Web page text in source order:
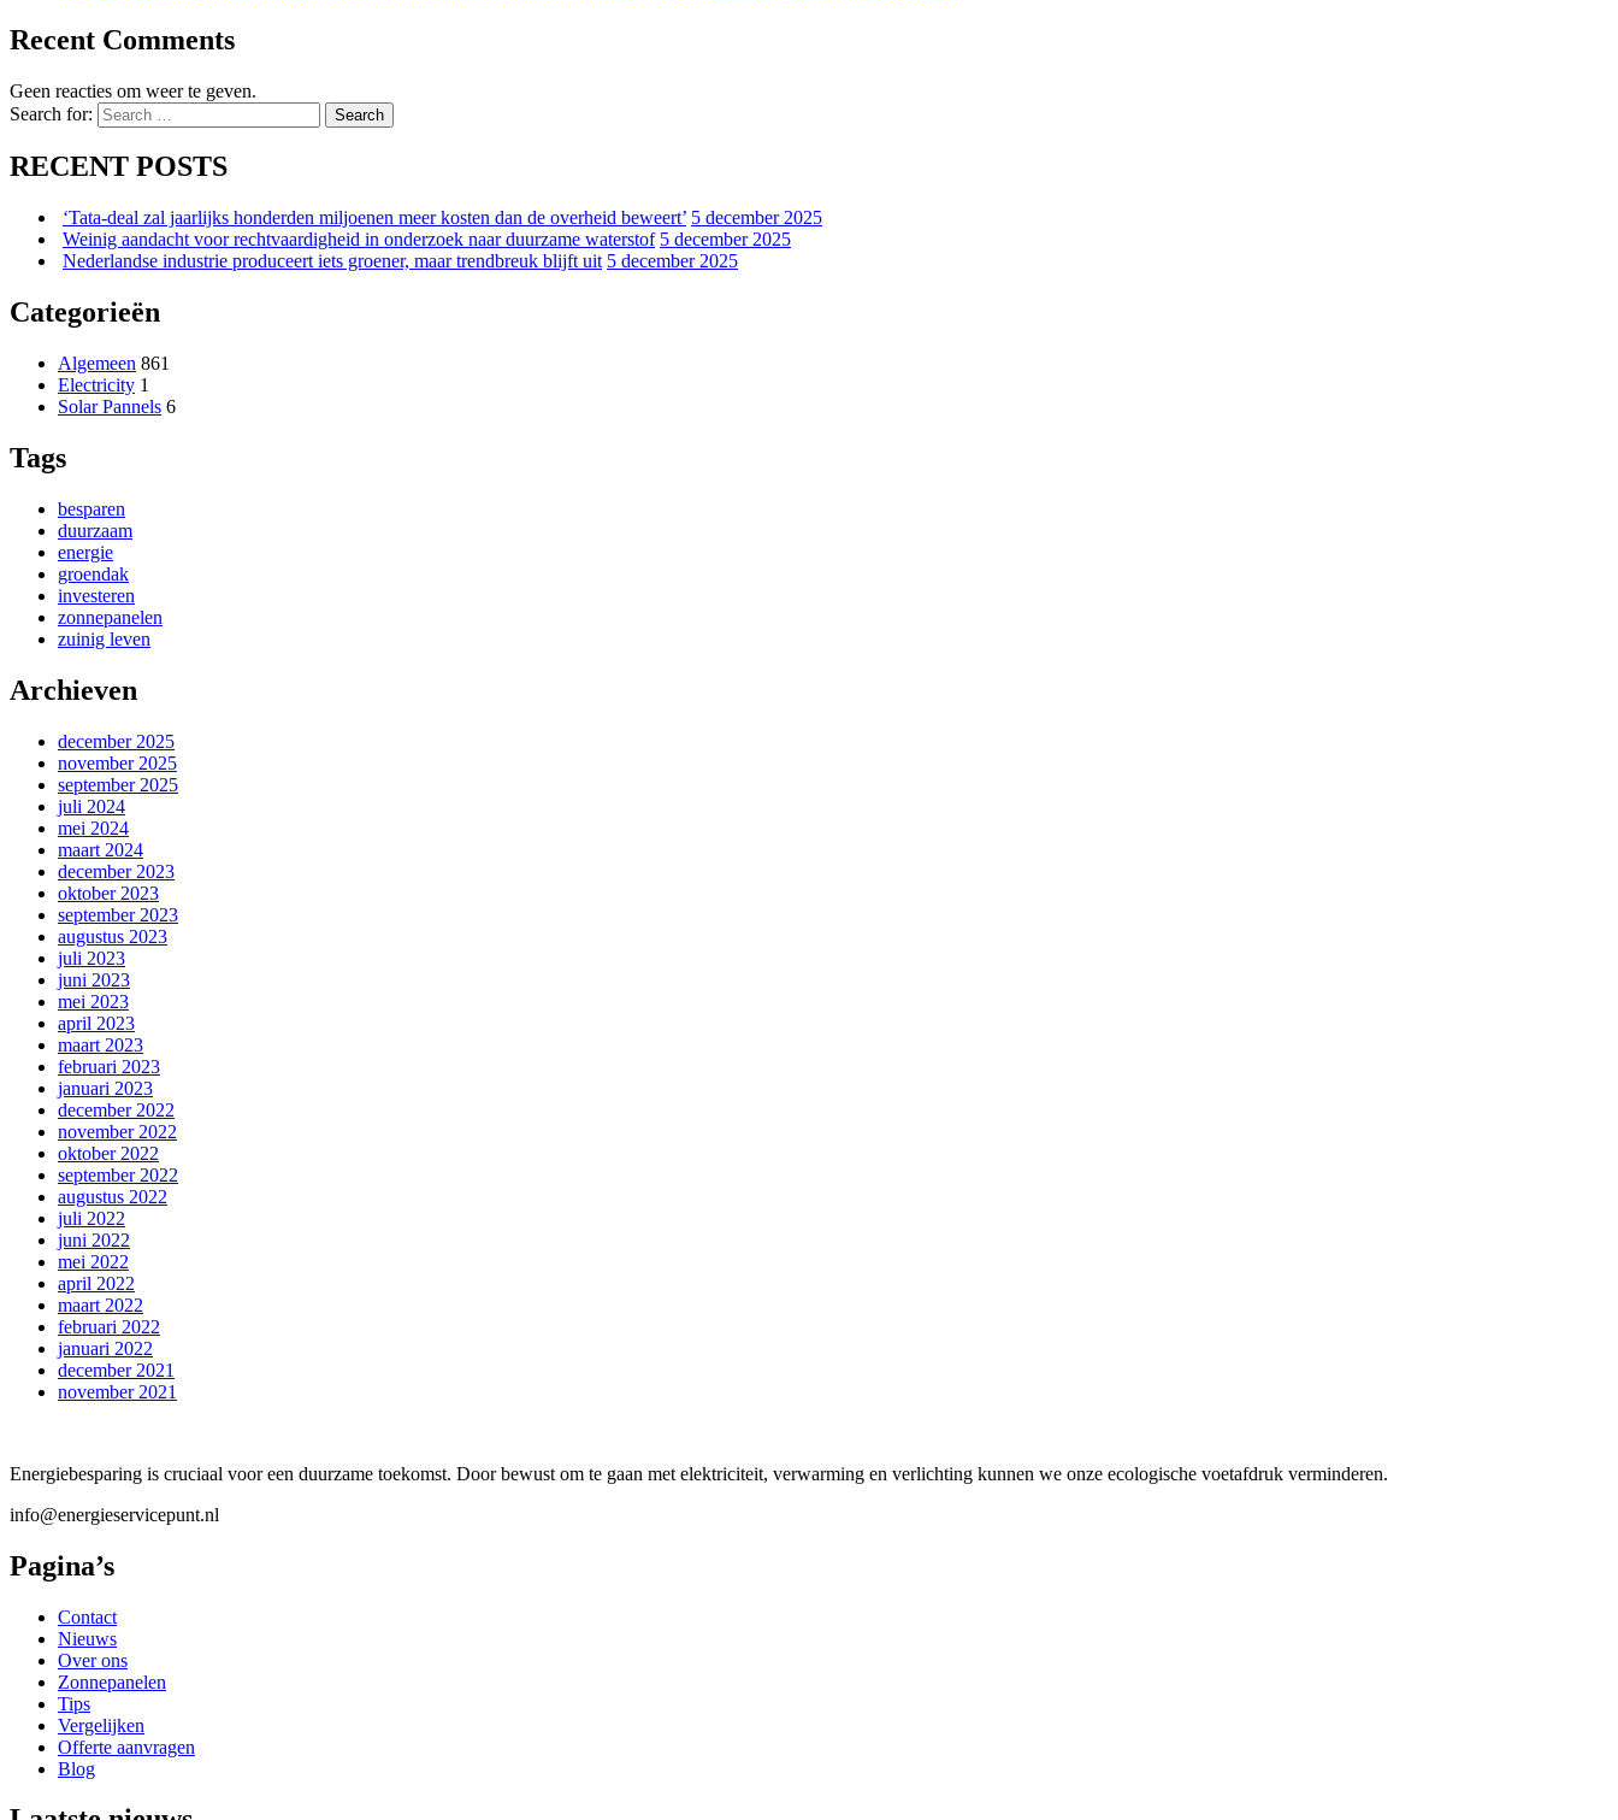
Recent Comments
Geen reacties om weer te geven.
Search for:
Search
RECENT POSTS
‘Tata-deal zal jaarlijks honderden miljoenen meer kosten dan de overheid beweert’ 5 december 2025
Weinig aandacht voor rechtvaardigheid in onderzoek naar duurzame waterstof 5 december 2025
Nederlandse industrie produceert iets groener, maar trendbreuk blijft uit 5 december 2025
Categorieën
Algemeen 861
Electricity 1
Solar Pannels 6
Tags
besparen
duurzaam
energie
groendak
investeren
zonnepanelen
zuinig leven
Archieven
december 2025
november 2025
september 2025
juli 2024
mei 2024
maart 2024
december 2023
oktober 2023
september 2023
augustus 2023
juli 2023
juni 2023
mei 2023
april 2023
maart 2023
februari 2023
januari 2023
december 2022
november 2022
oktober 2022
september 2022
augustus 2022
juli 2022
juni 2022
mei 2022
april 2022
maart 2022
februari 2022
januari 2022
december 2021
november 2021
Energiebesparing is cruciaal voor een duurzame toekomst. Door bewust om te gaan met elektriciteit, verwarming en verlichting kunnen we onze ecologische voetafdruk verminderen.
info@energieservicepunt.nl
Pagina’s
Contact
Nieuws
Over ons
Zonnepanelen
Tips
Vergelijken
Offerte aanvragen
Blog